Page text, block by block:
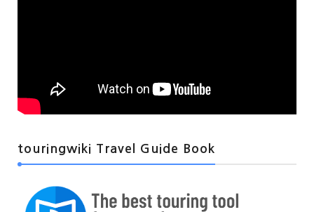
touringwiki Travel Guide Book